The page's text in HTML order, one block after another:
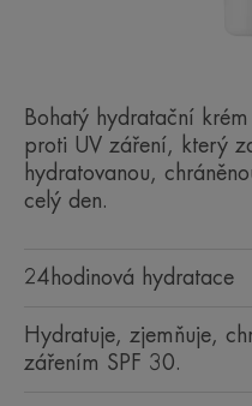
Bohatý hydratační
proti UV záření, který
hydratovanou,
celý den.
24hodinová hydratace
Hydratuje, zjemňuje,
zářením SPF 30.